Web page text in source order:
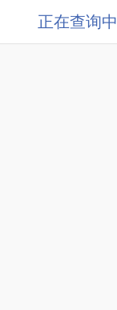
正在查询中